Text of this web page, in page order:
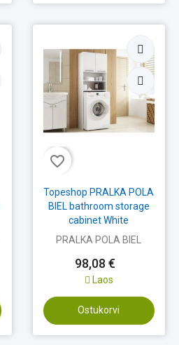
favorite_border
Topeshop PRALKA POLA
BIEL bathroom storage
cabinet White
PRALKA POLA BIEL
98,08 €
Laos
Ostukorvi